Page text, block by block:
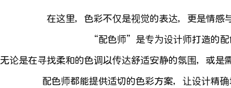
在这里，色彩不仅是视觉的表达，更是情感
“配色师”是专为设计师打造的配
无论是在寻找柔和的色调以传达舒适安静的氛围，或是
配色师都能提供适切的色彩方案，让设计精确